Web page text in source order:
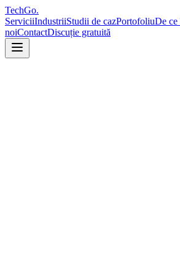
TechGo.
ServiciiIndustriiStudii de cazPortofoliuDe ce
noiContactDiscuție gratuită